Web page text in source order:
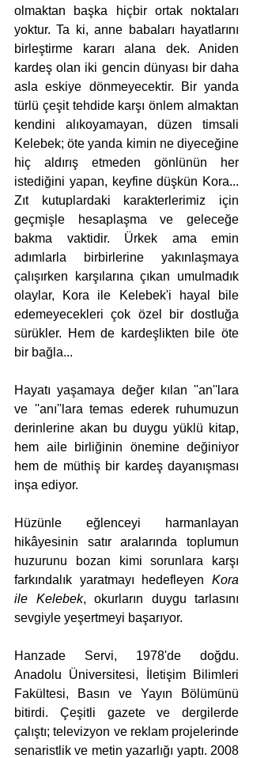
olmaktan başka hiçbir ortak noktaları
yoktur. Ta ki, anne babaları hayatlarını
birleştirme kararı alana dek. Aniden
kardeş olan iki gencin dünyası bir daha
asla eskiye dönmeyecektir. Bir yanda
türlü çeşit tehdide karşı önlem almaktan
kendini alıkoyamayan, düzen timsali
Kelebek; öte yanda kimin ne diyeceğine
hiç aldırış etmeden gönlünün her
istediğini yapan, keyfine düşkün Kora...
Zıt kutuplardaki karakterlerimiz için
geçmişle hesaplaşma ve geleceğe
bakma vaktidir. Ürkek ama emin
adımlarla birbirlerine yakınlaşmaya
çalışırken karşılarına çıkan umulmadık
olaylar, Kora ile Kelebek'i hayal bile
edemeyecekleri çok özel bir dostluğa
sürükler. Hem de kardeşlikten bile öte
bir bağla...
Hayatı yaşamaya değer kılan ''an''lara
ve ''anı''lara temas ederek ruhumuzun
derinlerine akan bu duygu yüklü kitap,
hem aile birliğinin önemine değiniyor
hem de müthiş bir kardeş dayanışması
inşa ediyor.
Hüzünle eğlenceyi harmanlayan
hikâyesinin satır aralarında toplumun
huzurunu bozan kimi sorunlara karşı
farkındalık yaratmayı hedefleyen Kora
ile Kelebek, okurların duygu tarlasını
sevgiyle yeşertmeyi başarıyor.
Hanzade Servi, 1978'de doğdu.
Anadolu Üniversitesi, İletişim Bilimleri
Fakültesi, Basın ve Yayın Bölümünü
bitirdi. Çeşitli gazete ve dergilerde
çalıştı; televizyon ve reklam projelerinde
senaristlik ve metin yazarlığı yaptı. 2008